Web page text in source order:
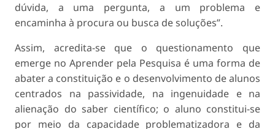
dúvida, a uma pergunta, a um problema e
encaminha à procura ou busca de soluções”.
Assim, acredita-se que o questionamento que
emerge no Aprender pela Pesquisa é uma forma de
abater a constituição e o desenvolvimento de alunos
centrados na passividade, na ingenuidade e na
alienação do saber científico; o aluno constitui-se
por meio da capacidade problematizadora e da